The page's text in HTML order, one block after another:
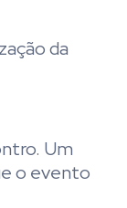
da
Um
o evento